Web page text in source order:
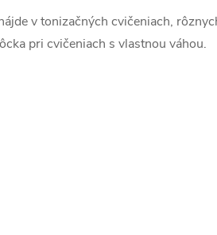
v tonizačných cvičeniach,
pri cvičeniach s vlastnou váhou.